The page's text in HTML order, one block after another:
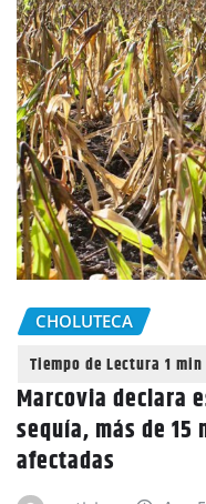
CHOLUTECA
Marcovia declara
sequía, más de
afectadas